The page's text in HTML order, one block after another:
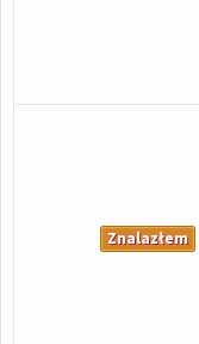
Znalazłem